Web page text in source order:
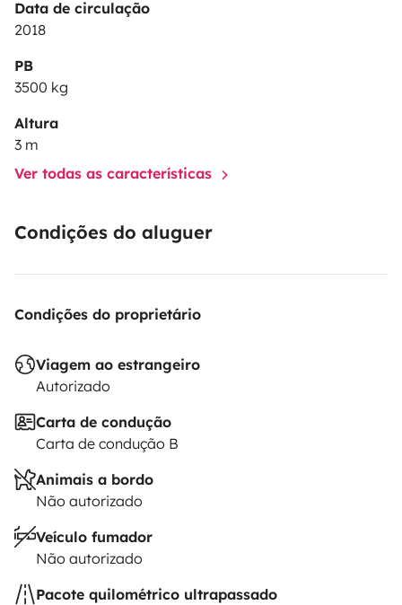
Data de circulação
2018
PB
3500 kg
Altura
3 m
Ver todas as características
Condições do aluguer
Condições do proprietário
Viagem ao estrangeiro
Autorizado
Carta de condução
Carta de condução B
Animais a bordo
Não autorizado
Veículo fumador
Não autorizado
Pacote quilométrico ultrapassado